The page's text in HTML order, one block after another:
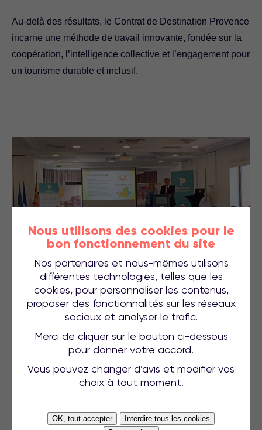
Au-delà des résultats, le Contrat de Destination Provence
incarne une méthode de travail innovante, fondée sur la
coopération, l’intelligence collective et l’engagement pour
un tourisme durable et inclusif.
Nous utilisons des cookies pour le
bon fonctionnement du site
Nos partenaires et nous-mêmes utilisons
différentes technologies, telles que les
cookies, pour personnaliser les contenus,
proposer des fonctionnalités sur les réseaux
sociaux et analyser le trafic.
Merci de cliquer sur le bouton ci-dessous
pour donner votre accord.
Vous pouvez changer d’avis et modifier vos
choix à tout moment.
OK, tout accepter
Interdire tous les cookies